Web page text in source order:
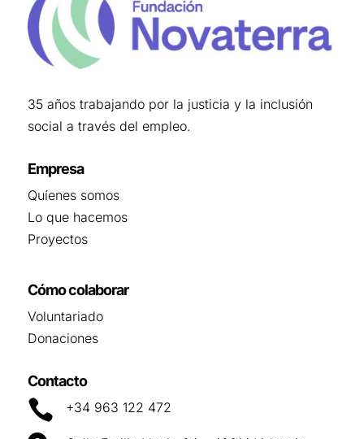
35 años trabajando por la justicia y la inclusión
social a través del empleo.
Empresa
Quíenes somos
Lo que hacemos
Proyectos
Cómo colaborar
Voluntariado
Donaciones
Contacto
 +34 963 122 472